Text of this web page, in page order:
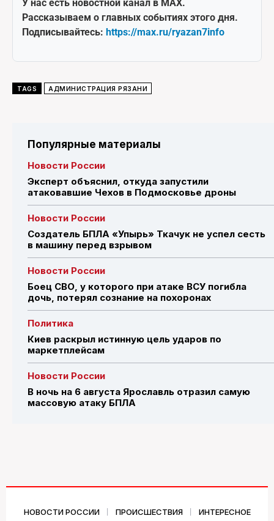
У нас есть новостной канал в MAX.
Рассказываем о главных событиях этого дня.
Подписывайтесь: https://max.ru/ryazan7info
TAGS АДМИНИСТРАЦИЯ РЯЗАНИ
Популярные материалы
Новости России
Эксперт объяснил, откуда запустили
атаковавшие Чехов в Подмосковье дроны
Новости России
Создатель БПЛА «Упырь» Ткачук не успел сесть
в машину перед взрывом
Новости России
Боец СВО, у которого при атаке ВСУ погибла
дочь, потерял сознание на похоронах
Политика
Киев раскрыл истинную цель ударов по
маркетплейсам
Новости России
В ночь на 6 августа Ярославль отразил самую
массовую атаку БПЛА
НОВОСТИ РОССИИ ПРОИСШЕСТВИЯ ИНТЕРЕСНОЕ